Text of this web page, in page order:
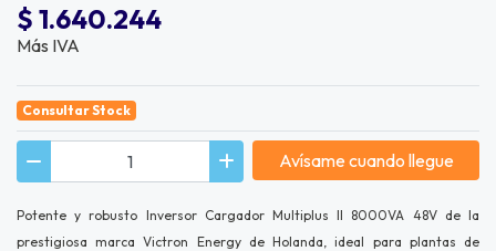
$ 1.640.244
Más IVA
Consultar Stock
Avísame cuando llegue
Potente y robusto Inversor Cargador Multiplus II 8000VA 48V de la
prestigiosa marca Victron Energy de Holanda, ideal para plantas de